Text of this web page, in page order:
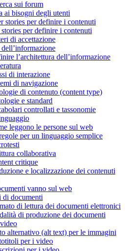
sui forum
ai bisogni degli utenti
stories per definire i contenuti
per definire i contenuti
di accettazione
l’architettura dell’informazione
di interazione
di navigazione
di contenuto (content type)
e standard
controllati e tassonomie
leggono le persone sul web
per un linguaggio semplice
collaborativa
critique
e localizzazione dei contenuti
vanno sul web
di documenti
di lettura dei documenti elettronici
di produzione dei documenti
alternativo (alt text) per le immagini
per i video